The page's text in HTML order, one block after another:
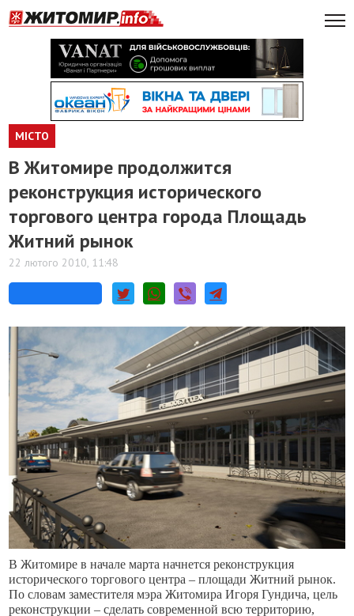
МІСТО
В Житомире продолжится
реконструкция исторического
торгового центра города Площадь
Житний рынок
22 лютого 2010, 11:48
В Житомире в начале марта начнется реконструкция
исторического торгового центра – площади Житний рынок.
По словам заместителя мэра Житомира Игоря Гундича, цель
реконструкции – сделать современной всю территорию,